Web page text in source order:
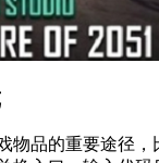
物品的重要途径